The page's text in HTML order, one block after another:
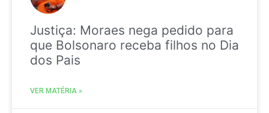
Justiça: Moraes nega pedido para
que Bolsonaro receba filhos no Dia
dos Pais
VER MATÉRIA »